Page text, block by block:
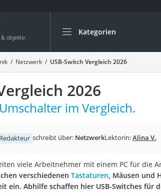
Kategorien
Die beliebtesten Vergleiche
Elektronik
Powerstation
Monitor 32 Zoll 4K
Fernseher
Desktop-PC
Diascanner
Laser-Multifunktionsdrucker
Netzwerk USB-Switch Vergleich 2026
2026
im Vergleich.
schreibt über: NetzwerkLektorin:Alina V.
viele Arbeitnehmer mit einem PC für die
verschiedenen Tastaturen, Mäusen und
ein. Abhilfe schaffen hier USB-Switches für